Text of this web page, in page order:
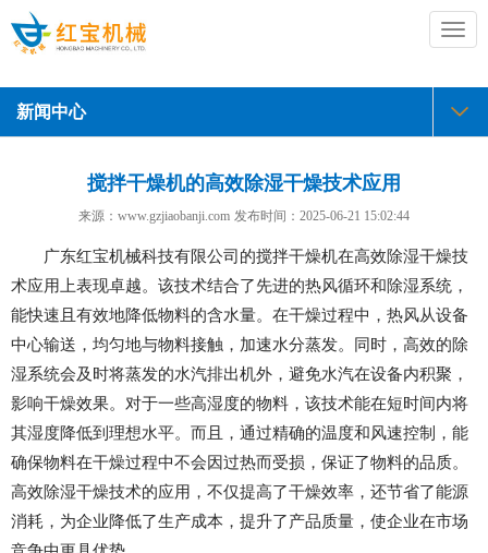
切
换
航
新闻中心
搅拌干燥机的高效除湿干燥技术应用
来源：www.gzjiaobanji.com 发布时间： 2025-06-21 15:02:44
广东红宝机械科技有限公司的搅拌干燥机在高效除湿干燥技
术应用上表现卓越。该技术结合了先进的热风循环和除湿系统，
能快速且有效地降低物料的含水量。在干燥过程中，热风从设备
中心输送，均匀地与物料接触，加速水分蒸发。同时，高效的除
湿系统会及时将蒸发的水汽排出机外，避免水汽在设备内积聚，
影响干燥效果。对于一些高湿度的物料，该技术能在短时间内将
其湿度降低到理想水平。而且，通过精确的温度和风速控制，能
确保物料在干燥过程中不会因过热而受损，保证了物料的品质。
高效除湿干燥技术的应用，不仅提高了干燥效率，还节省了能源
消耗，为企业降低了生产成本，提升了产品质量，使企业在市场